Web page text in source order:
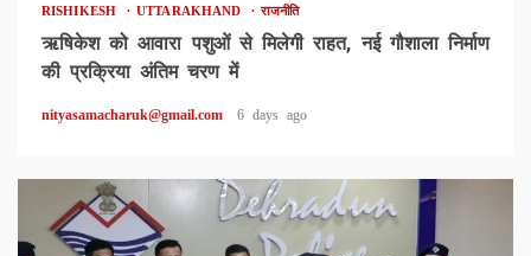
RISHIKESH UTTARAKHAND राजनीति
ऋषिकेश को आवारा पशुओं से मिलेगी राहत, नई गौशाला निर्माण
की प्रक्रिया अंतिम चरण में
nityasamacharuk@gmail.com 6 days ago